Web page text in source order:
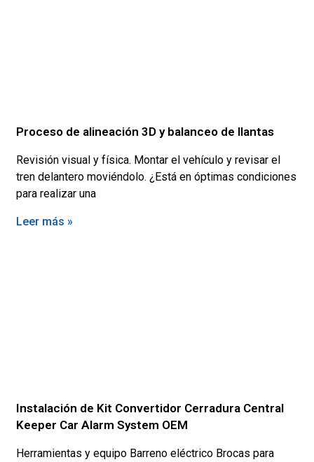
Proceso de alineación 3D y balanceo de llantas
Revisión visual y física. Montar el vehículo y revisar el
tren delantero moviéndolo. ¿Está en óptimas condiciones
para realizar una
Leer más »
Instalación de Kit Convertidor Cerradura Central
Keeper Car Alarm System OEM
Herramientas y equipo Barreno eléctrico Brocas para